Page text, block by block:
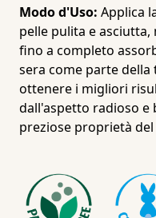
Modo d'Uso: Applica
pelle pulita e
fino a completo
sera come parte
ottenere i migliori
dall'aspetto radioso
preziose proprietà